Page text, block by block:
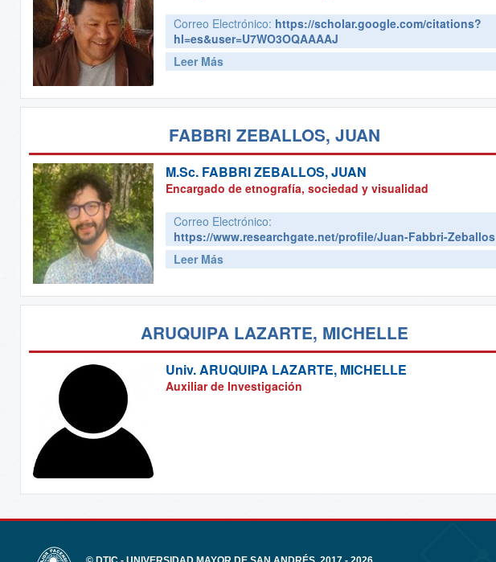
Correo Electrónico: https://scholar.google.com/citations?
hl=es&user=U7WO3OQAAAAJ
Leer Más
FABBRI ZEBALLOS, JUAN
M.Sc. FABBRI ZEBALLOS, JUAN
Encargado de etnografía, sociedad y visualidad
Correo Electrónico:
https://www.researchgate.net/profile/Juan-Fabbri-Zeballos
Leer Más
ARUQUIPA LAZARTE, MICHELLE
Univ.ARUQUIPA LAZARTE, MICHELLE
Auxiliar de Investigación